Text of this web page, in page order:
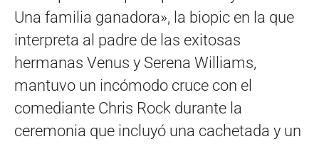
Una familia ganadora», la biopic en la que
interpreta al padre de las exitosas
hermanas Venus y Serena Williams,
mantuvo un incómodo cruce con el
comediante Chris Rock durante la
ceremonia que incluyó una cachetada y un